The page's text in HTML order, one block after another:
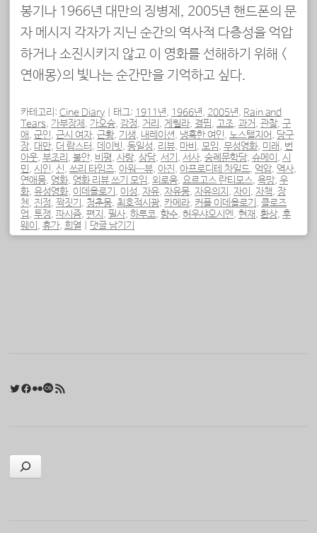
봉기나 1966년 대만의 징병제, 2005년 핸드폰의 문
자 메시지 각자가 지닌 순간의 역사적 다층성을 억압
하거나 소진시키지 않고 이 영화를 선해하기 위해 <
연애몽>의 빛나는 순간만을 기억하고 싶다.
카테고리: Cine Diary 태그: 1911년, 1966년, 2005년, Rain and
Tears, 가부장제 , 가오슝, 감정, 거리 , 게릴라, 결핍, 고조, 과거, 관찰, 구
애, 군인, 근시 여자, 근황, 기생, 내레이션, 냉혹한 여인, 노스탤지어, 당구
장, 대만, 더 랍스터, 데이빗, 동일성, 리뷰, 마비 , 모임, 무성영화, 미래, 번
아웃, 부조리 , 불안, 비평, 사랑, 상담, 서기 , 서사, 숭례문학당, 슈메이 , 시
민, 시인, 신, 쓰리 타임즈, 아워—뷰, 아진, 아프로디테 차일드, 억압, 역사,
연애몽, 영화, 영화 리뷰 쓰기 모임, 외로움, 요르고스 란티모스, 욕망, 우
화, 유성영화, 이데올로기 , 이성, 자유, 자유몽, 자유의지 , 자이 , 자책, 장
첸, 진정, 짝짓기 , 청춘몽, 최호적시광, 카메라, 커플 이데올로기 , 클로즈
업, 투쟁, 파시즘, 편지 , 필사, 하루코, 향수, 허우샤오시엔, 현재, 환상, 후
웨이 , 휴가, 희열 댓글 남기기
Twitter
Facebook
FlickrLast.fm
검색